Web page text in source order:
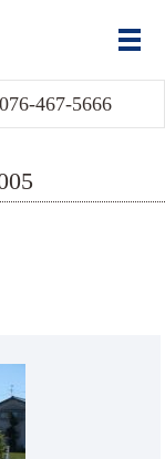
076-467-5666
メ